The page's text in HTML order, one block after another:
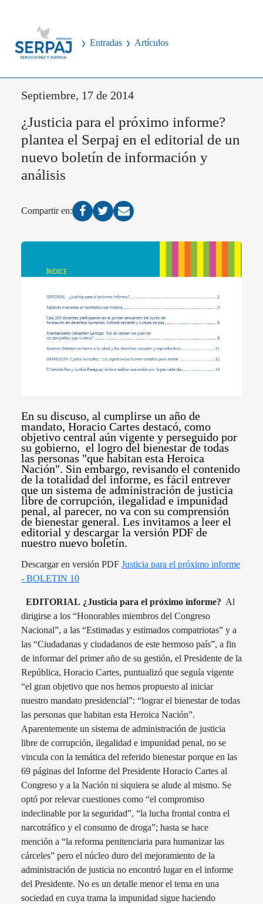
Entradas Artículos
Septiembre, 17 de 2014
¿Justicia para el próximo informe?
plantea el Serpaj en el editorial de un
nuevo boletín de información y
análisis
Compartir en:
En su discuso, al cumplirse un año de
mandato, Horacio Cartes destacó, como
objetivo central aún vigente y perseguido por
su gobierno, el logro del bienestar de todas
las personas "que habitan esta Heroica
Nación". Sin embargo, revisando el contenido
de la totalidad del informe, es fácil entrever
que un sistema de administración de justicia
libre de corrupción, ilegalidad e impunidad
penal, al parecer, no va con su comprensión
de bienestar general. Les invitamos a leer el
editorial y descargar la versión PDF de
nuestro nuevo boletín.
Descargar en versión PDF Justicia para el próximo informe
- BOLETIN 10
EDITORIAL ¿Justicia para el próximo informe? Al
dirigirse a los “Honorables miembros del Congreso
Nacional”, a las “Estimadas y estimados compatriotas” y a
las “Ciudadanas y ciudadanos de este hermoso país”, a fin
de informar del primer año de su gestión, el Presidente de la
República, Horacio Cartes, puntualizó que seguía vigente
“el gran objetivo que nos hemos propuesto al iniciar
nuestro mandato presidencial”: “lograr el bienestar de todas
las personas que habitan esta Heroica Nación”.
Aparentemente un sistema de administración de justicia
libre de corrupción, ilegalidad e impunidad penal, no se
vincula con la temática del referido bienestar porque en las
69 páginas del Informe del Presidente Horacio Cartes al
Congreso y a la Nación ni siquiera se alude al mismo. Se
optó por relevar cuestiones como “el compromiso
indeclinable por la seguridad”, “la lucha frontal contra el
narcotráfico y el consumo de droga”; hasta se hace
mención a “la reforma penitenciaria para humanizar las
cárceles” pero el núcleo duro del mejoramiento de la
administración de justicia no encontró lugar en el informe
del Presidente. No es un detalle menor el tema en una
sociedad en cuya trama la impunidad sigue haciendo